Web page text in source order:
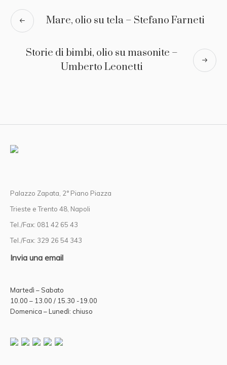
Mare, olio su tela – Stefano Farneti
Storie di bimbi, olio su masonite –
Umberto Leonetti
Palazzo Zapata, 2° Piano Piazza
Trieste e Trento 48, Napoli
Tel./Fax: 081 42 65 43
Tel./Fax: 329 26 54 343
Invia una email
Martedì – Sabato
10.00 – 13.00 / 15.30 -19.00
Domenica – Lunedì: chiuso